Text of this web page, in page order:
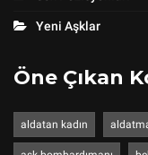
Yeni Aşklar
Öne Çıkan
aldatan kadın